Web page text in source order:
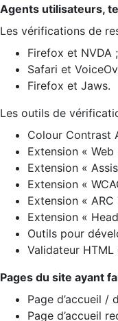
Agents utilisateurs,
Les vérifications de
Firefox et NVDA ;
Safari et
Firefox et Jaws.
Les outils de
Colour Contrast
Extension «
Extension «
Extension «
Extension «
Extension «
Outils pour
Validateur HTML
Pages du site ayant
Page d’accueil /
Page d’accueil